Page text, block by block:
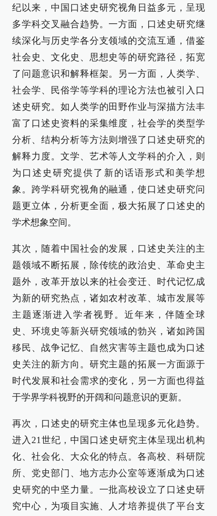
纪以来，中国口述史研究视角日益多元，呈现
多学科交叉融合趋势。一方面，口述史研究继
续深化与历史学各分支领域的交流互通，借鉴
社会史、文化史、思想史等的研究路径，拓宽
了问题意识和解释框架。另一方面，人类学、
社会学、民俗学等学科的理论方法也被引入口
述史研究。如人类学的田野作业与深描方法丰
富了口述史资料的采集维度，社会学的类型学
分析、结构分析等方法则增强了口述史研究的
解释力度。文学、艺术等人文学科的介入，则
为口述史研究提供了新的话语形式和美学想
象。跨学科研究视角的融通，使口述史研究问
题更立体，分析更全面，极大拓展了口述史的
学术想象空间。
其次，随着中国社会的发展，口述史关注的主
题领域不断拓展，除传统的政治史、革命史主
题外，改革开放以来的社会变迁、时代记忆成
为新的研究热点，诸如农村改革、城市发展等
主题逐渐进入学者视野。近年来，伴随全球
史、环境史等新兴研究领域的勃兴，诸如跨国
移民、战争记忆、自然灾害等主题也成为口述
史关注的新方向。研究主题的拓展一方面源于
时代发展和社会需求的变化，另一方面也得益
于学界学科视野的开阔和问题意识的更新。
再次，口述史的研究主体也呈现多元化趋势。
进入21世纪，中国口述史研究主体呈现出机构
化、社会化、大众化的特点。各高校、科研院
所、党史部门、地方志办公室等逐渐成为口述
史研究的中坚力量。一批高校设立了口述史研
究中心，为项目实施、人才培养提供了平台支